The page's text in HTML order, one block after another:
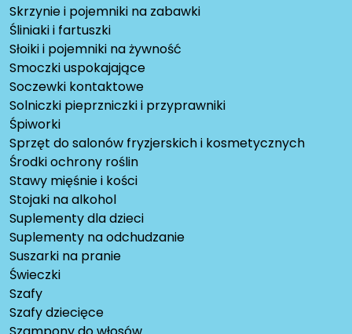
Skrzynie i pojemniki na zabawki
Śliniaki i fartuszki
Słoiki i pojemniki na żywność
Smoczki uspokajające
Soczewki kontaktowe
Solniczki pieprzniczki i przyprawniki
Śpiworki
Sprzęt do salonów fryzjerskich i kosmetycznych
Środki ochrony roślin
Stawy mięśnie i kości
Stojaki na alkohol
Suplementy dla dzieci
Suplementy na odchudzanie
Suszarki na pranie
Świeczki
Szafy
Szafy dziecięce